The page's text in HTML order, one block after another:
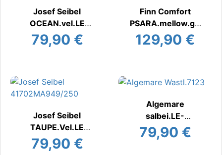
Josef Seibel
OCEAN.vel.LE
Pantoffel
79,90 €
Finn Comfort
PSARA.mellow.gri
gio
Pantoffel
129,90 €
Josef Seibel
TAUPE.Vel.LE
Pantoffel
79,90 €
Algemare
salbei.LE-
Futter.nat
Pantoffel
79,90 €